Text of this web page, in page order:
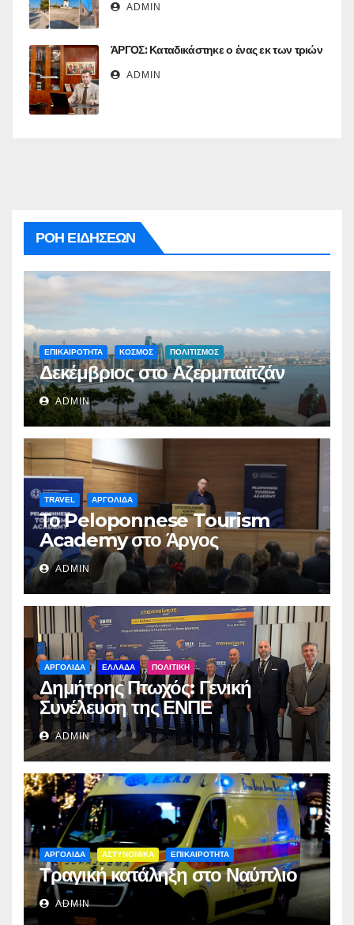
ADMIN
ΆΡΓΟΣ: Καταδικάστηκε ο ένας εκ των τριών
ADMIN
ΡΟΗ ΕΙΔΗΣΕΩΝ
ΕΠΙΚΑΙΡΟΤΗΤΑ ΚΟΣΜΟΣ ΠΟΛΙΤΙΣΜΟΣ
Δεκέμβριος στο Αζερμπαϊτζάν
ADMIN
TRAVEL ΑΡΓΟΛΙΔΑ
Το Peloponnese Tourism
Academy στο Άργος
ADMIN
ΑΡΓΟΛΙΔΑ ΕΛΛΑΔΑ ΠΟΛΙΤΙΚΗ
Δημήτρης Πτωχός: Γενική
Συνέλευση της ΕΝΠΕ
ADMIN
ΑΡΓΟΛΙΔΑ ΑΣΤΥΝΟΜΙΚΑ ΕΠΙΚΑΙΡΟΤΗΤΑ
Τραγική κατάληξη στο Ναύπλιο
ADMIN